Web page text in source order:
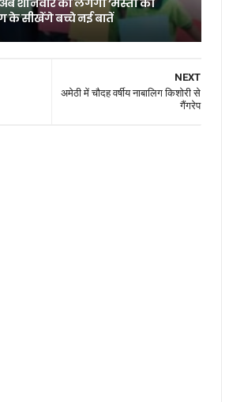
के सीखेंगे बच्चे नई बातें
NEXT
अमेठी में चौदह वर्षीय नाबालिग किशोरी से
गैंगरेप